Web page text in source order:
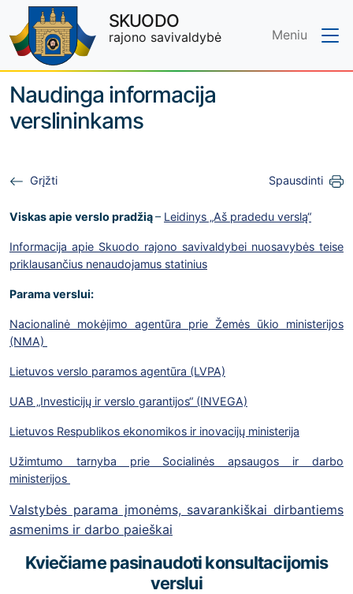
Skip to main content
SKUODO
rajono savivaldybė Meniu
Naudinga informacija
verslininkams
Grįžti Spausdinti
Viskas apie verslo pradžią– Leidinys „Aš pradedu verslą“
Informacija apie Skuodo rajono savivaldybei nuosavybės teise
priklausančius nenaudojamus statinius
Parama verslui:
Nacionalinė mokėjimo agentūra prie Žemės ūkio ministerijos
(NMA)
Lietuvos verslo paramos agentūra (LVPA)
UAB „Investicijų ir verslo garantijos“ (INVEGA)
Lietuvos Respublikos ekonomikos ir inovacijų ministerija
Užimtumo tarnyba prie Socialinės apsaugos ir darbo
ministerijos
Valstybės parama įmonėms, savarankiškai dirbantiems
asmenims ir darbo paieškai
Kviečiame pasinaudoti konsultacijomis
verslui